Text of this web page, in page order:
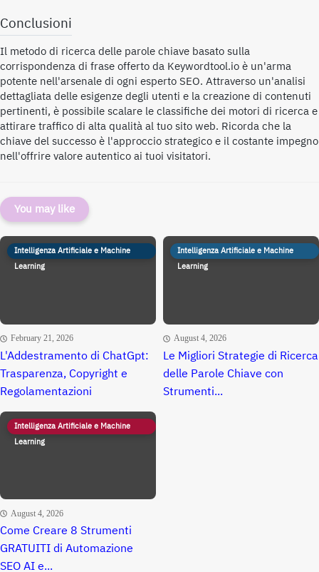
Conclusioni
Il metodo di ricerca delle parole chiave basato sulla
corrispondenza di frase offerto da Keywordtool.io è un'arma
potente nell'arsenale di ogni esperto SEO. Attraverso un'analisi
dettagliata delle esigenze degli utenti e la creazione di contenuti
pertinenti, è possibile scalare le classifiche dei motori di ricerca e
attirare traffico di alta qualità al tuo sito web. Ricorda che la
chiave del successo è l'approccio strategico e il costante impegno
nell'offrire valore autentico ai tuoi visitatori.
You may like
Intelligenza Artificiale e Machine
Learning
February 21, 2026
L'Addestramento di ChatGpt:
Trasparenza, Copyright e
Regolamentazioni
Intelligenza Artificiale e Machine
Learning
August 4, 2026
Le Migliori Strategie di Ricerca
delle Parole Chiave con
Strumenti...
Intelligenza Artificiale e Machine
Learning
August 4, 2026
Come Creare 8 Strumenti
GRATUITI di Automazione
SEO AI e...